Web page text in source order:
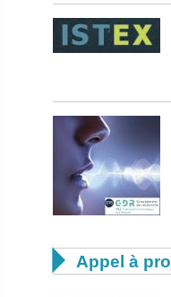
 Appel à